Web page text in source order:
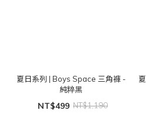
夏日系列 | Boys Space 三角褲 -
純粹黑
NT$499 NT$1,190